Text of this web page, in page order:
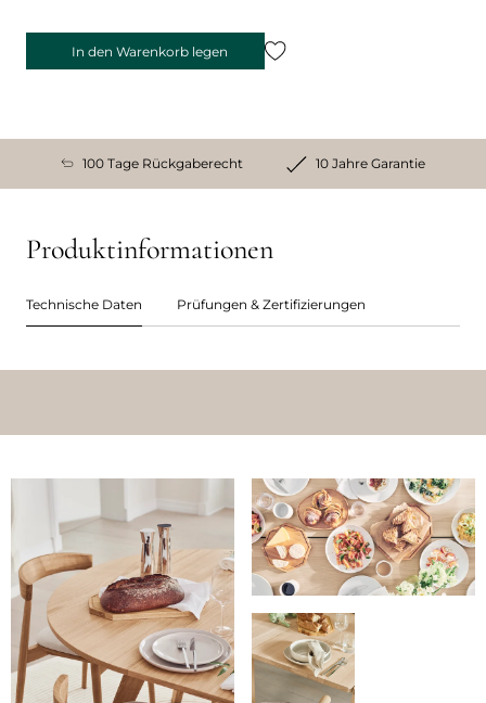
In den Warenkorb legen
100 Tage Rückgaberecht 10 Jahre Garantie
Produktinformationen
Technische Daten Prüfungen & Zertifizierungen